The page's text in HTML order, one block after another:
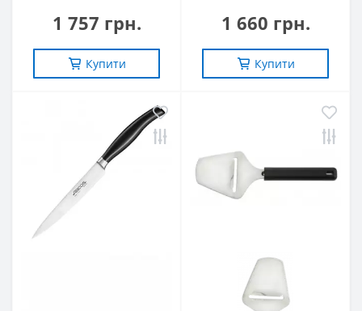
1 757 грн.
Купити
1 660 грн.
Купити